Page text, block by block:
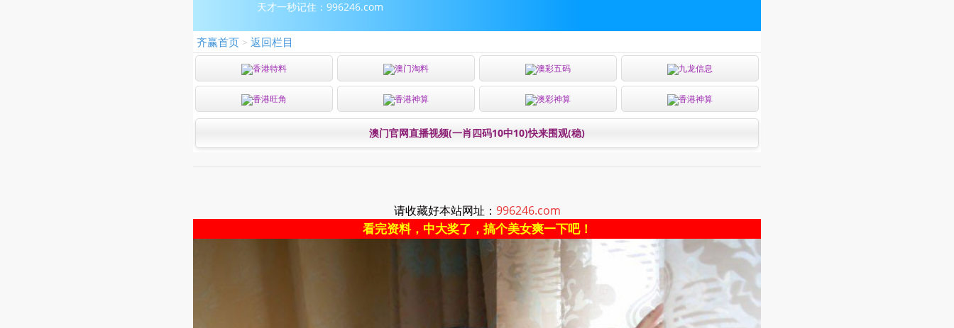
天才一秒记住：996246.com
齐赢首页 > 返回栏目
香港特料 澳门淘料 澳彩五码 九龙信息
香港旺角 香港神算 澳彩神算 香港神算
澳门官网直播视频(一肖四码10中10)快来围观(稳)
请收藏好本站网址： 996246.com
看完资料，中大奖了，搞个美女爽一下吧！